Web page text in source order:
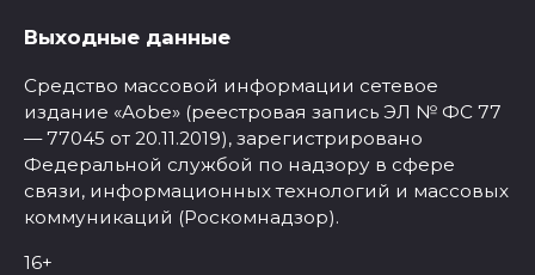
Выходные данные
Средство массовой информации сетевое
издание «Aobe» (реестровая запись ЭЛ № ФС 77
— 77045 от 20.11.2019), зарегистрировано
Федеральной службой по надзору в сфере
связи, информационных технологий и массовых
коммуникаций (Роскомнадзор).
16+